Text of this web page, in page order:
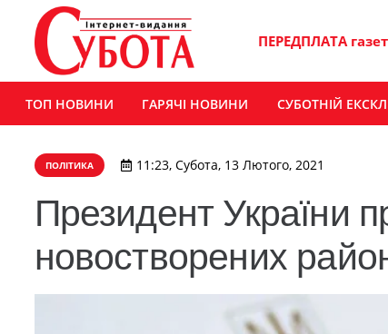
ПЕРЕДПЛАТА
ТОП НОВИНИ ГАРЯЧІ НОВИНИ СУБОТНІЙ
ПОЛІТИКА 11:23, Субота, 13 Лютого, 2021
​Президент України
новостворених